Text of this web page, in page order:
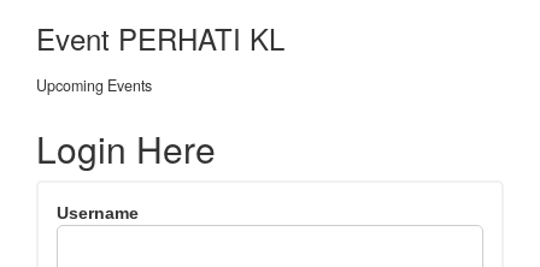
Event PERHATI KL
Upcoming Events
Login Here
Username